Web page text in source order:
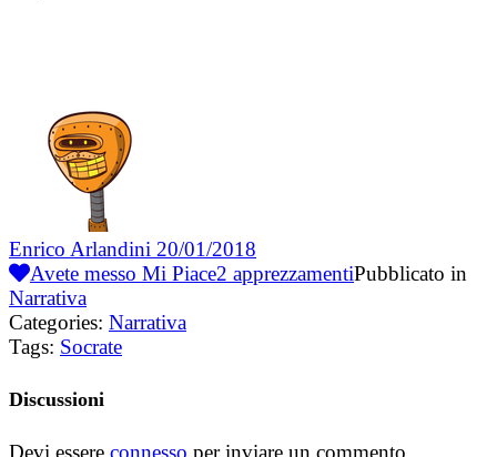
Enrico Arlandini 20/01/2018
Avete messo Mi Piace2 apprezzamentiPubblicato in
Narrativa
Categories: Narrativa
Tags: Socrate
Discussioni